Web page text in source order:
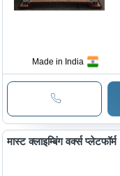
Made in India
मास्ट क्लाइम्बिंग वर्क्स प्लेटफॉर्म